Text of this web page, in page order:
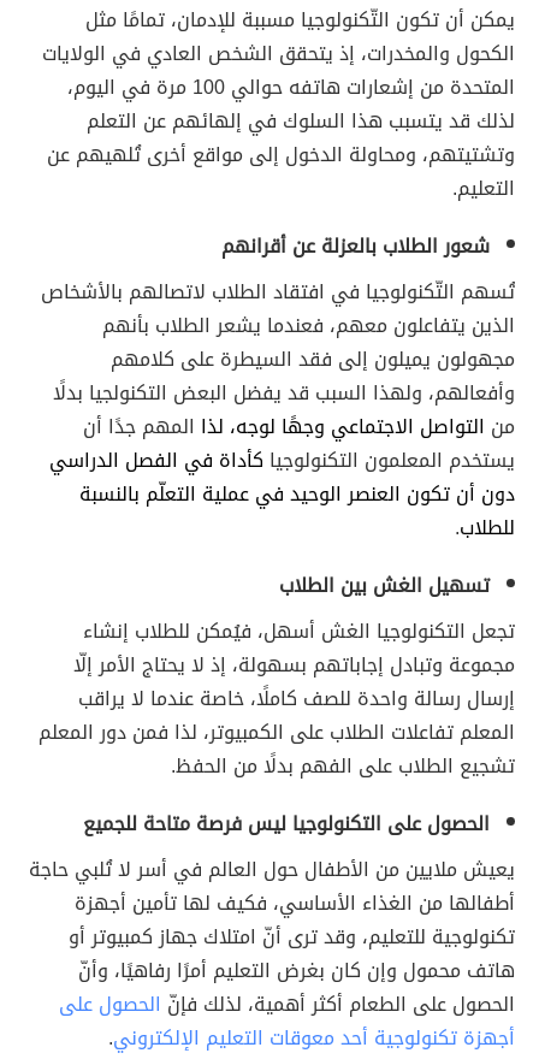
يمكن أن تكون التّكنولوجيا مسببة للإدمان، تمامًا مثل
الكحول والمخدرات، إذ يتحقق الشخص العادي في الولايات
المتحدة من إشعارات هاتفه حوالي 100 مرة في اليوم،
لذلك قد يتسبب هذا السلوك في إلهائهم عن التعلم
وتشتيتهم، ومحاولة الدخول إلى مواقع أخرى تُلهيهم عن
التعليم.
شعور الطلاب بالعزلة عن أقرانهم
تُسهم التّكنولوجيا في افتقاد الطلاب لاتصالهم بالأشخاص
الذين يتفاعلون معهم، فعندما يشعر الطلاب بأنهم
مجهولون يميلون إلى فقد السيطرة على كلامهم
وأفعالهم، ولهذا السبب قد يفضل البعض التكنولجيا بدلًا
من التواصل الاجتماعي وجهًا لوجه، لذا المهم جدًا أن
يستخدم المعلمون التكنولوجيا كأداة في الفصل الدراسي
دون أن تكون العنصر الوحيد في عملية التعلّم بالنسبة
للطلاب.
تسهيل الغش بين الطلاب
تجعل التكنولوجيا الغش أسهل، فيُمكن للطلاب إنشاء
مجموعة وتبادل إجاباتهم بسهولة، إذ لا يحتاج الأمر إلّا
إرسال رسالة واحدة للصف كاملًا، خاصة عندما لا يراقب
المعلم تفاعلات الطلاب على الكمبيوتر، لذا فمن دور المعلم
تشجيع الطلاب على الفهم بدلًا من الحفظ.
الحصول على التكنولوجيا ليس فرصة متاحة للجميع
يعيش ملايين من الأطفال حول العالم في أسر لا تُلبي حاجة
أطفالها من الغذاء الأساسي، فكيف لها تأمين أجهزة
تكنولوجية للتعليم، وقد ترى أنّ امتلاك جهاز كمبيوتر أو
هاتف محمول وإن كان بغرض التعليم أمرًا رفاهيًا، وأنّ
الحصول على الطعام أكثر أهمية، لذلك فإنّ الحصول على
أجهزة تكنولوجية أحد معوقات التعليم الإلكتروني.